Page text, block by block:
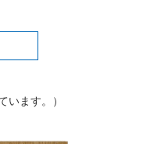
います。）